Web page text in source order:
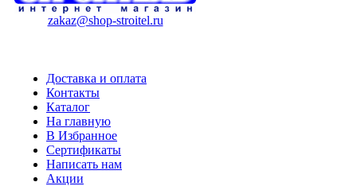
zakaz@shop-stroitel.ru
Доставка и оплата
Контакты
Каталог
На главную
В Избранное
Сертификаты
Написать нам
Акции